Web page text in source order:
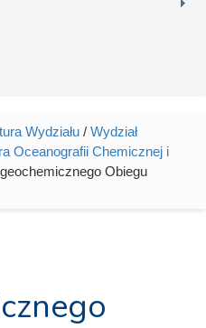
Wydziału / Wydział
Oceanografii Chemicznej i
Obiegu